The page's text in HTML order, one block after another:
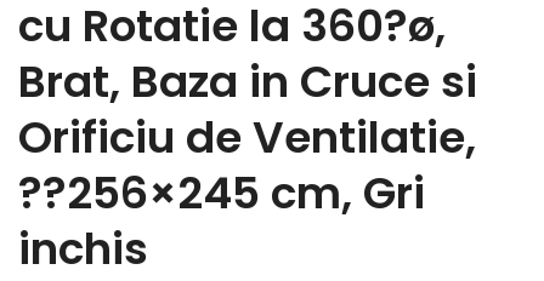
cu Rotatie la 360?ø,
Brat, Baza in Cruce si
Orificiu de Ventilatie,
??256×245 cm, Gri
inchis